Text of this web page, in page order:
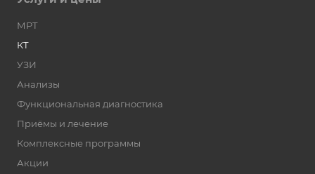
МРТ
КТ
УЗИ
Анализы
Функциональная диагностика
Приёмы и лечение
Комплексные программы
Акции